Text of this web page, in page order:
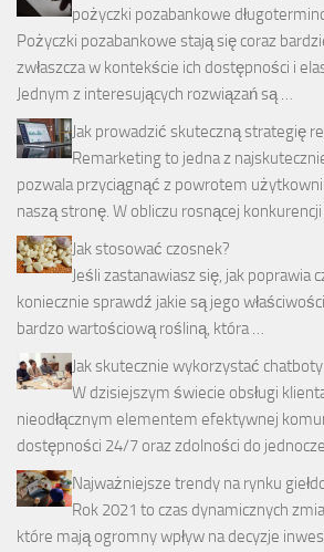
pożyczki pozabankowe
Pożyczki pozabankowe stają się coraz
zwłaszcza w kontekście ich dostępności i
Jednym z interesujących rozwiązań są …
Jak prowadzić skuteczną strategię
Remarketing to jedna z
pozwala przyciągnąć z powrotem
naszą stronę. W obliczu rosnącej
Jak stosować czosnek?
Jeśli zastanawiasz się, jak poprawia
koniecznie sprawdź jakie są jego
bardzo wartościową rośliną, która …
Jak skutecznie wykorzystać
W dzisiejszym świecie obsługi
nieodłącznym elementem efektywnej
dostępności 24/7 oraz zdolności do
Najważniejsze trendy na rynku
Rok 2021 to czas dynamicznych
które mają ogromny wpływ na decyzje